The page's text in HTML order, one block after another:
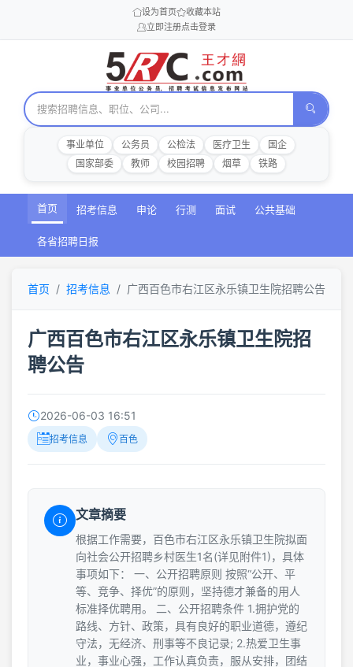
设为首页
收藏本站
立即注册点击登录
事业单位 公务员 公检法 医疗卫生
国企
国家部委
教师 校园招聘 烟草 铁路
首页 招考信息 申论 行测 面试 公共基础
各省招聘日报
首页 招考信息 广西百色市右江区永乐镇卫生院招聘公告
广西百色市右江区永乐镇卫生院招
聘公告
2026-06-03 16:51
招考信息 百色
文章摘要
根据工作需要，百色市右江区永乐镇卫生院拟面
向社会公开招聘乡村医生1名(详见附件1)，具体
事项如下： 一、公开招聘原则 按照“公开、平
等、竞争、择优”的原则，坚持德才兼备的用人
标准择优聘用。 二、公开招聘条件 1.拥护党的
路线、方针、政策，具有良好的职业道德，遵纪
守法，无经济、刑事等不良记录; 2.热爱卫生事
业，事业心强，工作认真负责，服从安排，团结